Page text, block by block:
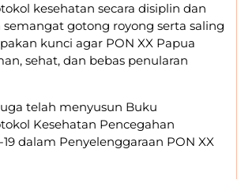
kesehatan secara disiplin dan
gotong royong serta saling
kunci agar PON XX Papua
sehat, dan bebas penularan
telah menyusun Buku
Kesehatan Pencegahan
dalam Penyelenggaraan PON XX